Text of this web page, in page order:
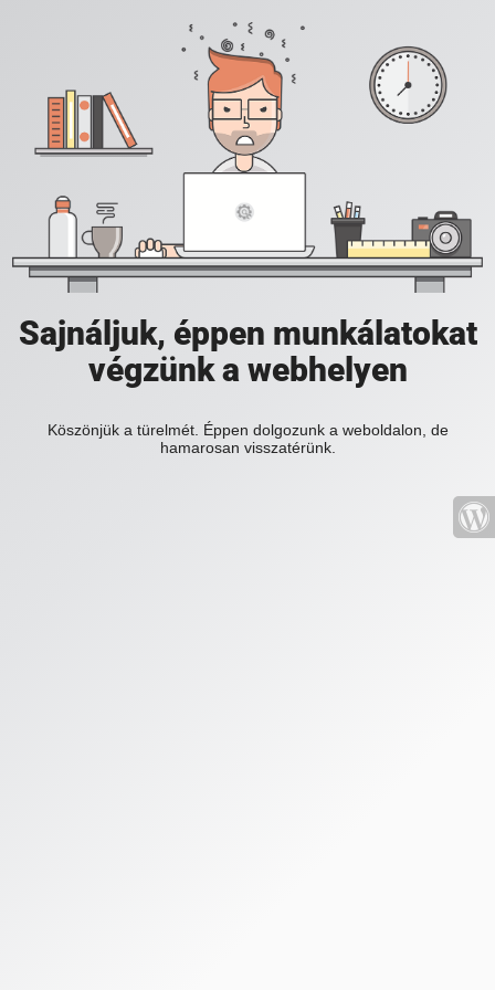
Sajnáljuk, éppen munkálatokat
végzünk a webhelyen
Köszönjük a türelmét. Éppen dolgozunk a weboldalon, de
hamarosan visszatérünk.